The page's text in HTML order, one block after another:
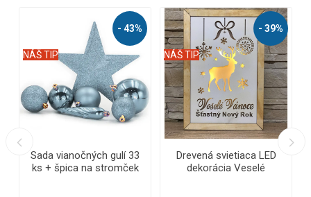
- 43%
NÁŠ TIP
Sada vianočných gulí 33
ks + špica na stromček
- 39%
NÁŠ TIP
Drevená svietiaca LED
dekorácia Veselé